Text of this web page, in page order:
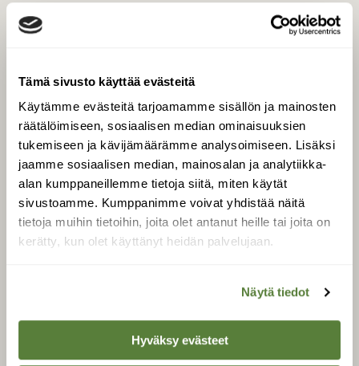
Tämä sivusto käyttää evästeitä
Käytämme evästeitä tarjoamamme sisällön ja mainosten
räätälöimiseen, sosiaalisen median ominaisuuksien
tukemiseen ja kävijämäärämme analysoimiseen. Lisäksi
jaamme sosiaalisen median, mainosalan ja analytiikka-
alan kumppaneillemme tietoja siitä, miten käytät
sivustoamme. Kumppanimme voivat yhdistää näitä
tietoja muihin tietoihin, joita olet antanut heille tai joita on
kerätty, kun olet käyttänyt heidän palvelujaan.
Näytä tiedot
Hyväksy evästeet
Tilaa digilukuoikeus
Äänestä parasta juttua
Tilaa uutiskirje
SUOMEN LUONNON­
SUOJELU­LIITTO
Suomen Luonto -lehden
luonnonsuojelu­liitto.